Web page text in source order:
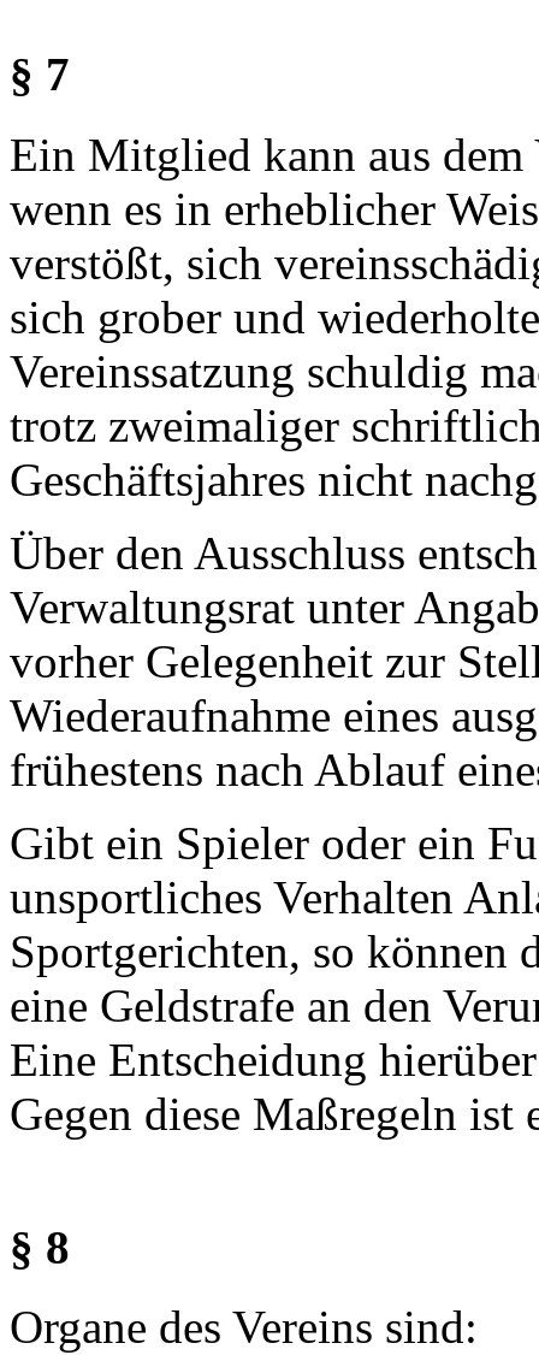
§ 7
Ein Mitglied kann aus dem
wenn es in erheblicher
verstößt, sich
sich grober und
Vereinssatzung schuldig
trotz zweimaliger
Geschäftsjahres nicht
Über den Ausschluss
Verwaltungsrat unter
vorher Gelegenheit zur
Wiederaufnahme eines
frühestens nach Ablauf
Gibt ein Spieler oder ein
unsportliches Verhalten
Sportgerichten, so können
eine Geldstrafe an den
Eine Entscheidung
Gegen diese Maßregeln ist
§ 8
Organe des Vereins sind: